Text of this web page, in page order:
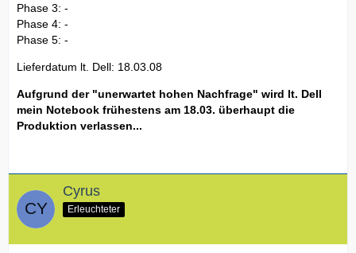
Phase 3: -
Phase 4: -
Phase 5: -
Lieferdatum lt. Dell: 18.03.08
Aufgrund der "unerwartet hohen Nachfrage" wird lt. Dell
mein Notebook frühestens am 18.03. überhaupt die
Produktion verlassen...
Cyrus
Erleuchteter